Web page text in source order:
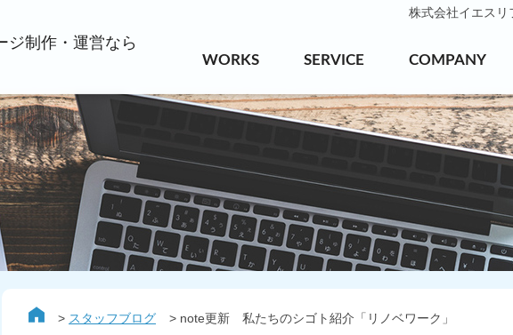
株式会社イエス
ジ制作・運営なら
WORKS SERVICE COMPANY
スタッフブログ note更新 私たちのシゴト紹介「リノベワーク」